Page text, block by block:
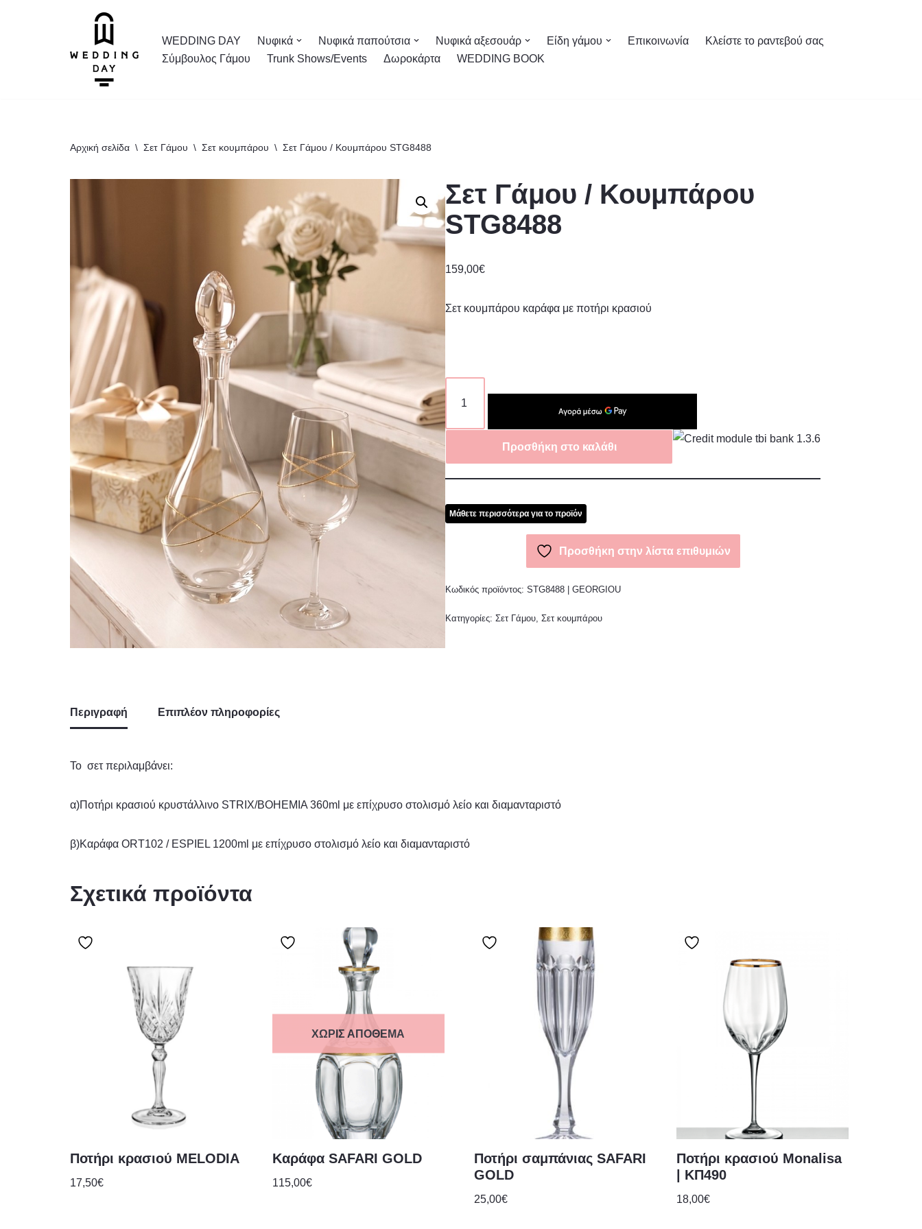
WEDDING DAY Νυφικά Νυφικά παπούτσια Νυφικά αξεσουάρ Είδη γάμου Επικοινωνία
Κλείστε το ραντεβού σας
Σύμβουλος Γάμου
Trunk Shows/Events Δωροκάρτα WEDDING BOOK
Αρχική σελίδα \ Σετ Γάμου \ Σετ κουμπάρου \ Σετ Γάμου / Κουμπάρου STG8488
Σετ Γάμου / Κουμπάρου
STG8488
159,00€
Σετ κουμπάρου καράφα με ποτήρι κρασιού
Προσθήκη στο καλάθι
Μάθετε περισσότερα για το προϊόν
Προσθήκη στην λίστα επιθυμιών
Κωδικός προϊόντος:STG8488 | GEORGIOU
Κατηγορίες:Σετ Γάμου,Σετ κουμπάρου
Περιγραφή Επιπλέον πληροφορίες
Το σετ περιλαμβάνει:
α)Ποτήρι κρασιού κρυστάλλινο STRIX/BOHEMIA 360ml με επίχρυσο στολισμό λείο και διαμανταριστό
β)Καράφα ORT102 / ESPIEL 1200ml με επίχρυσο στολισμό λείο και διαμανταριστό
Σχετικά προϊόντα
Ποτήρι κρασιού MELODIA
17,50€
ΧΩΡΊΣ ΑΠΌΘΕΜΑ
Καράφα SAFARI GOLD
115,00€
Ποτήρι σαμπάνιας SAFARI
GOLD
25,00€
Ποτήρι κρασιού Monalisa
| ΚΠ490
18,00€